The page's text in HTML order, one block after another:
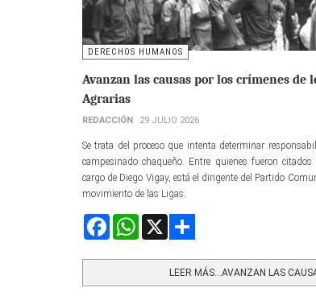
DERECHOS HUMANOS
Avanzan las causas por los crímenes
Agrarias
REDACCIÓN 29 JULIO 2026
Se trata del proceso que intenta determinar
campesinado chaqueño. Entre quienes fueron
cargo de Diego Vigay, está el dirigente del Partido
movimiento de las Ligas.
FacebookWhatsApp
LEER MÁS…AVANZAN LAS